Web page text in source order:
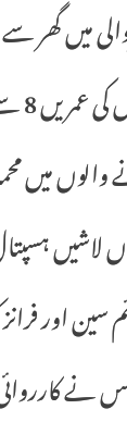
میں گھر
کے درمیان ہے. پولیسں
والوں میں
لاشیں
سین اور
نے